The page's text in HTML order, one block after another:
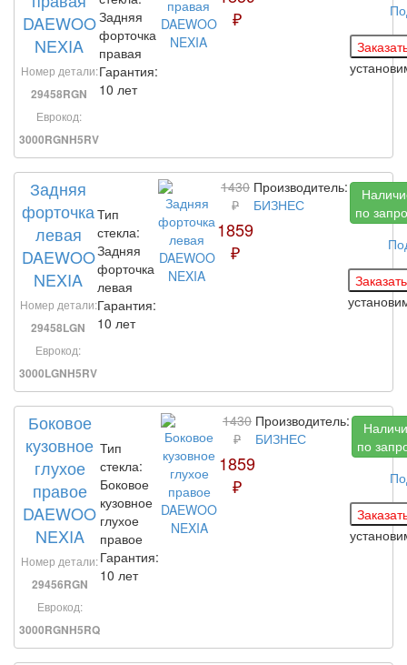
DAEWOO
NEXIA
Номер детали:
29458RGN
Еврокод:
3000RGNH5RV
Задняя
форточка
правая
Гарантия:
10 лет
₽
Задняя
форточка
левая
DAEWOO
NEXIA
Номер детали:
29458LGN
Еврокод:
3000LGNH5RV
Тип
стекла:
Задняя
форточка
левая
Гарантия:
10 лет
1430
₽
1859
₽
Производитель:
БИЗНЕС
по
Боковое
кузовное
глухое
правое
DAEWOO
NEXIA
Номер детали:
29456RGN
Еврокод:
3000RGNH5RQ
Тип
стекла:
Боковое
кузовное
глухое
правое
Гарантия:
10 лет
1430
₽
1859
₽
Производитель:
БИЗНЕС
по